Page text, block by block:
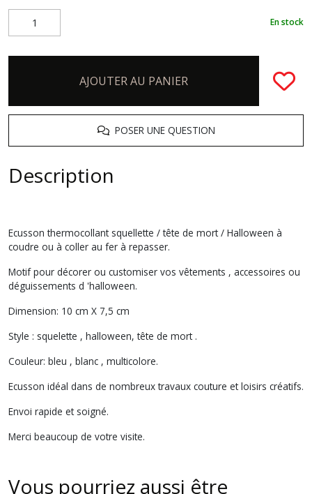
En stock
AJOUTER AU PANIER
POSER UNE QUESTION
Description
Ecusson thermocollant squellette / tête de mort / Halloween à
coudre ou à coller au fer à repasser.
Motif pour décorer ou customiser vos vêtements , accessoires ou
déguissements d 'halloween.
Dimension: 10 cm X 7,5 cm
Style : squelette , halloween, tête de mort .
Couleur: bleu , blanc , multicolore.
Ecusson idéal dans de nombreux travaux couture et loisirs créatifs.
Envoi rapide et soigné.
Merci beaucoup de votre visite.
Vous pourriez aussi être